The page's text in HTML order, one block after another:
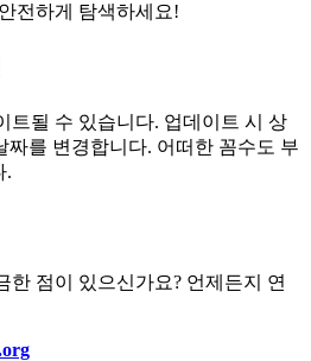
전하게 탐색하세요!
트될 수 있습니다. 업데이트 시 상
를 변경합니다. 어떠한 꼼수도 부
.
한 점이 있으신가요? 언제든지 연